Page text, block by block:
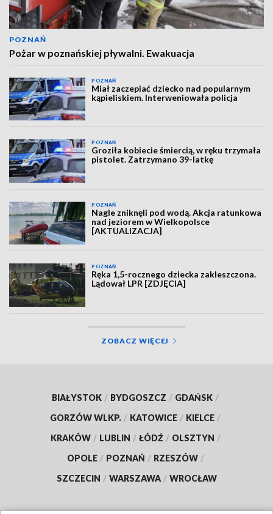
POZNAŃ
Pożar w poznańskiej pływalni. Ewakuacja
POZNAŃ
Miał zaczepiać dziecko nad popularnym
kąpieliskiem. Interweniowała policja
POZNAŃ
Groziła kobiecie śmiercią, w ręku trzymała
pistolet. Zatrzymano 39-latkę
POZNAŃ
Nagle zniknęli pod wodą. Akcja ratunkowa
nad jeziorem w Wielkopolsce
[AKTUALIZACJA]
POZNAŃ
Ręka 1,5-rocznego dziecka zakleszczona.
Lądował LPR [ZDJĘCIA]
ZOBACZ WIĘCEJ
BIAŁYSTOK / BYDGOSZCZ / GDAŃSK /
GORZÓW WLKP. / KATOWICE / KIELCE /
KRAKÓW / LUBLIN / ŁÓDŹ / OLSZTYN /
OPOLE / POZNAŃ / RZESZÓW /
SZCZECIN / WARSZAWA / WROCŁAW